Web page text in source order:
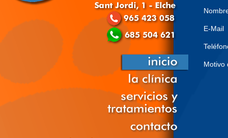
E-Mail
Motivo